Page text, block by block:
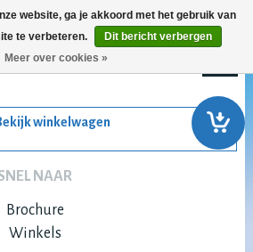
winkelwagen
NAAR
Brochure
Winkels
website, ga je akkoord met het gebruik van
te verbeteren.
Dit bericht verbergen
Meer over cookies »